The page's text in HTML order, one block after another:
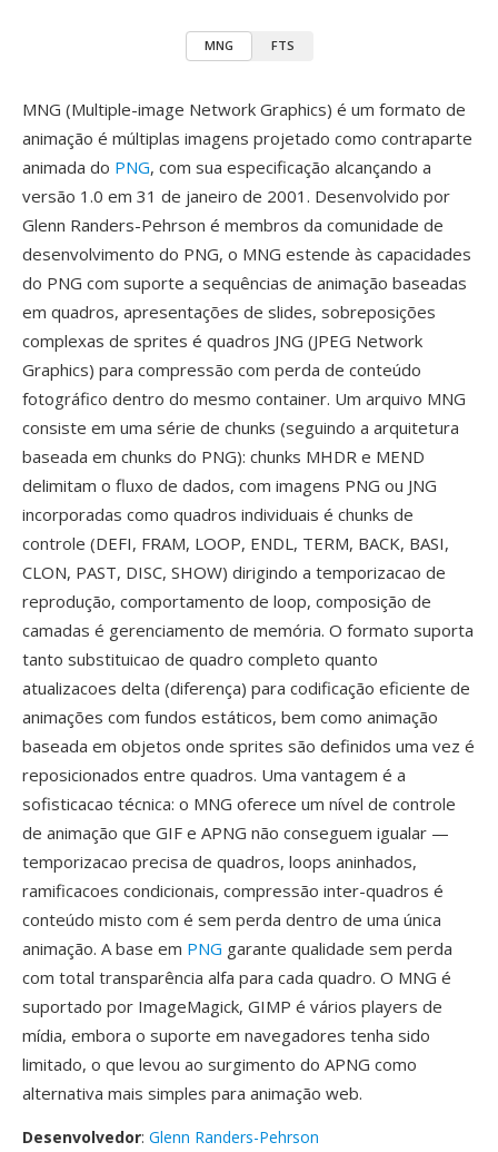
MNG FTS
MNG (Multiple-image Network Graphics) é um formato de
animação é múltiplas imagens projetado como contraparte
animada do PNG, com sua especificação alcançando a
versão 1.0 em 31 de janeiro de 2001. Desenvolvido por
Glenn Randers-Pehrson é membros da comunidade de
desenvolvimento do PNG, o MNG estende às capacidades
do PNG com suporte a sequências de animação baseadas
em quadros, apresentações de slides, sobreposições
complexas de sprites é quadros JNG (JPEG Network
Graphics) para compressão com perda de conteúdo
fotográfico dentro do mesmo container. Um arquivo MNG
consiste em uma série de chunks (seguindo a arquitetura
baseada em chunks do PNG): chunks MHDR e MEND
delimitam o fluxo de dados, com imagens PNG ou JNG
incorporadas como quadros individuais é chunks de
controle (DEFI, FRAM, LOOP, ENDL, TERM, BACK, BASI,
CLON, PAST, DISC, SHOW) dirigindo a temporizacao de
reprodução, comportamento de loop, composição de
camadas é gerenciamento de memória. O formato suporta
tanto substituicao de quadro completo quanto
atualizacoes delta (diferença) para codificação eficiente de
animações com fundos estáticos, bem como animação
baseada em objetos onde sprites são definidos uma vez é
reposicionados entre quadros. Uma vantagem é a
sofisticacao técnica: o MNG oferece um nível de controle
de animação que GIF e APNG não conseguem igualar —
temporizacao precisa de quadros, loops aninhados,
ramificacoes condicionais, compressão inter-quadros é
conteúdo misto com é sem perda dentro de uma única
animação. A base em PNG garante qualidade sem perda
com total transparência alfa para cada quadro. O MNG é
suportado por ImageMagick, GIMP é vários players de
mídia, embora o suporte em navegadores tenha sido
limitado, o que levou ao surgimento do APNG como
alternativa mais simples para animação web.
Desenvolvedor: Glenn Randers-Pehrson